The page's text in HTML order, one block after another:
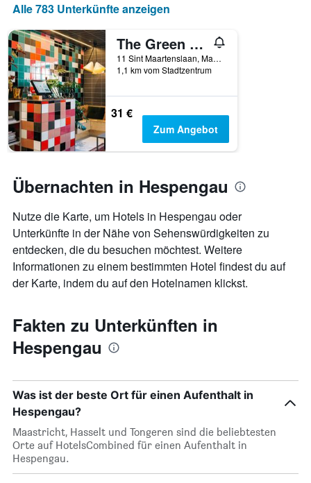
Alle 783 Unterkünfte anzeigen
The Green Elephant Hostel & Spa
11 Sint Maartenslaan, Maastricht, Limburg, Niederlande
1,1 km vom Stadtzentrum
31 €
Zum Angebot
Übernachten in Hespengau
Nutze die Karte, um Hotels in Hespengau oder
Unterkünfte in der Nähe von Sehenswürdigkeiten zu
entdecken, die du besuchen möchtest. Weitere
Informationen zu einem bestimmten Hotel findest du auf
der Karte, indem du auf den Hotelnamen klickst.
Fakten zu Unterkünften in
Hespengau
Was ist der beste Ort für einen Aufenthalt in
Hespengau?
Maastricht, Hasselt und Tongeren sind die beliebtesten
Orte auf HotelsCombined für einen Aufenthalt in
Hespengau.